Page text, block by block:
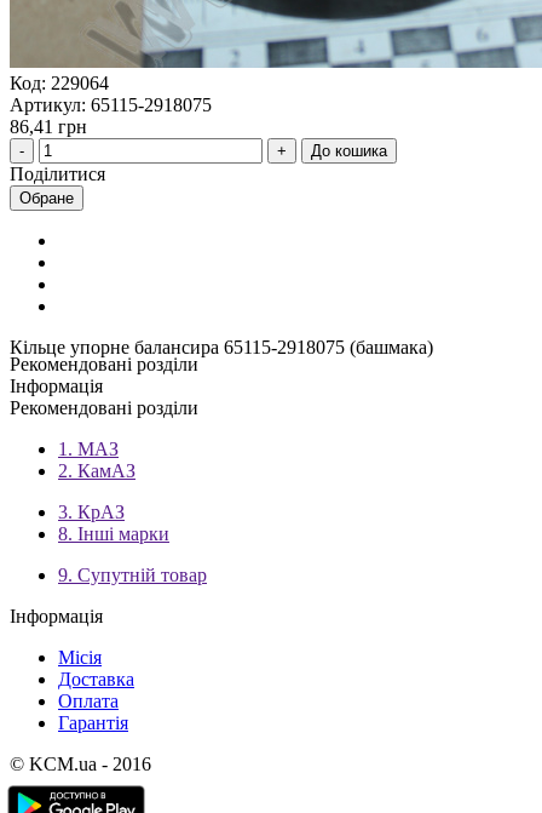
Код: 229064
Артикул: 65115-2918075
86,41 грн
До кошика
Поділитися
Обране
Кільце упорне балансира 65115-2918075 (башмака)
Рекомендовані розділи
Інформація
Рекомендовані розділи
1. МАЗ
2. КамАЗ
3. КрАЗ
8. Інші марки
9. Супутній товар
Інформація
Місія
Доставка
Оплата
Гарантія
© KCM.ua - 2016